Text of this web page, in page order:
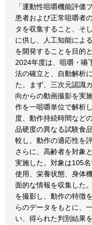
「運動性咀嚼機能評価
患者および正常咀嚼者
タを収集すること、そ
に供し、人工知能によ
を開発することを目的
2024年度は、咀嚼・嚥
法の確立と、自動解析
た。まず、三次元認識
向からの動画撮影を実
作を一咀嚼単位で解析
度、動作持続時間など
品硬度の異なる試験食
較し、動作の適応性を評
さらに、高齢者を対象
実施した。対象は105
使用、栄養状態、身体
面的な情報を収集した
を撮影し、動作の特徴
らのデータをもとに、
い、得られた判別結果